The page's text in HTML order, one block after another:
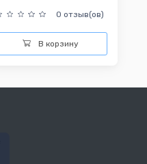
0 отзыв(ов)
В корзину